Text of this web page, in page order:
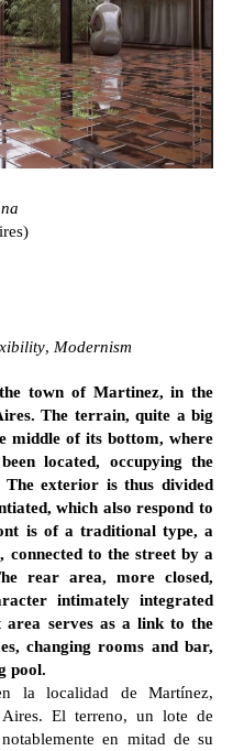
, Modernism
town of Martinez, in the
The terrain, quite a big
middle of its bottom, where
located, occupying the
The exterior is thus divided
which also respond to
is of a traditional type, a
to the street by a
rear area, more closed,
intimately integrated
serves as a link to the
changing rooms and bar,
pool.
la localidad de Martínez,
Aires. El terreno, un lote de
en mitad de su